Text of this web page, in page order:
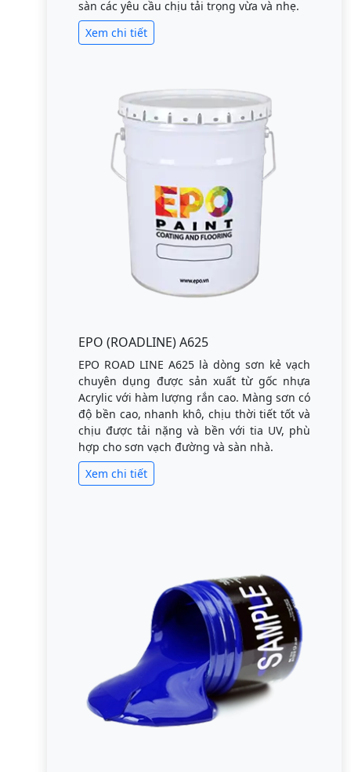
sàn các yêu cầu chịu tải trọng vừa và nhẹ.
Xem chi tiết
EPO (ROADLINE) A625
EPO ROAD LINE A625 là dòng sơn kẻ vạch
chuyên dụng được sản xuất từ gốc nhựa
Acrylic với hàm lượng rắn cao. Màng sơn có
độ bền cao, nhanh khô, chịu thời tiết tốt và
chịu được tải nặng và bền với tia UV, phù
hợp cho sơn vạch đường và sàn nhà.
Xem chi tiết